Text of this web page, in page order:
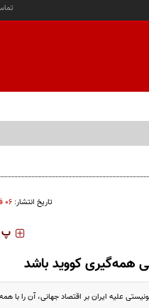
تاریخ انتشار: ۰۶ فروردين ۱۴۰۵ - ۲۳:۲۹
‍‍‍ پ
همه‌گیری کووید باشد
علیه ایران بر اقتصاد جهانی، آن را با